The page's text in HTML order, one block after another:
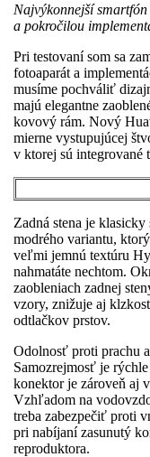
Najvýkonnejší
a pokročilou
Pri testovaní som sa
fotoaparát a
musíme pochváliť
majú elegantne
kovový rám. Nový
mierne vystupujúcej
v ktorej sú
Zadná stena je
modrého variantu,
veľmi jemnú textúru
nahmatáte nechtom.
zaobleniach zadnej
vzory, znižuje aj
odtlačkov prstov.
Odolnosť proti prachu
Samozrejmosť je
konektor je zároveň aj
Vzhľadom na
treba zabezpečiť proti
pri nabíjaní zasunutý
reproduktora.